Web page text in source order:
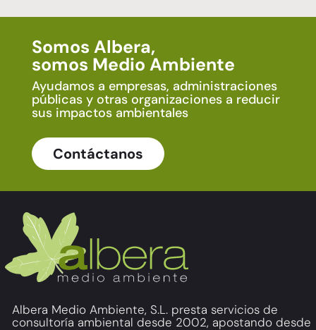
Somos Albera,
somos Medio Ambiente
Ayudamos a empresas, administraciones
públicas y otras organizaciones a reducir
sus impactos ambientales
Contáctanos
Albera Medio Ambiente, S.L. presta servicios de
consultoría ambiental desde 2002, apostando desde